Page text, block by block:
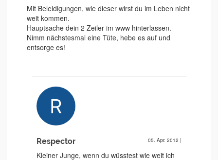
Mit Beleidigungen, wie dieser wirst du im Leben nicht
weit kommen.
Hauptsache dein 2 Zeiler im www hinterlassen.
Nimm nächstesmal eine Tüte, hebe es auf und
entsorge es!
Respector 05. Apr. 2012 |
Kleiner Junge, wenn du wüsstest wie weit ich